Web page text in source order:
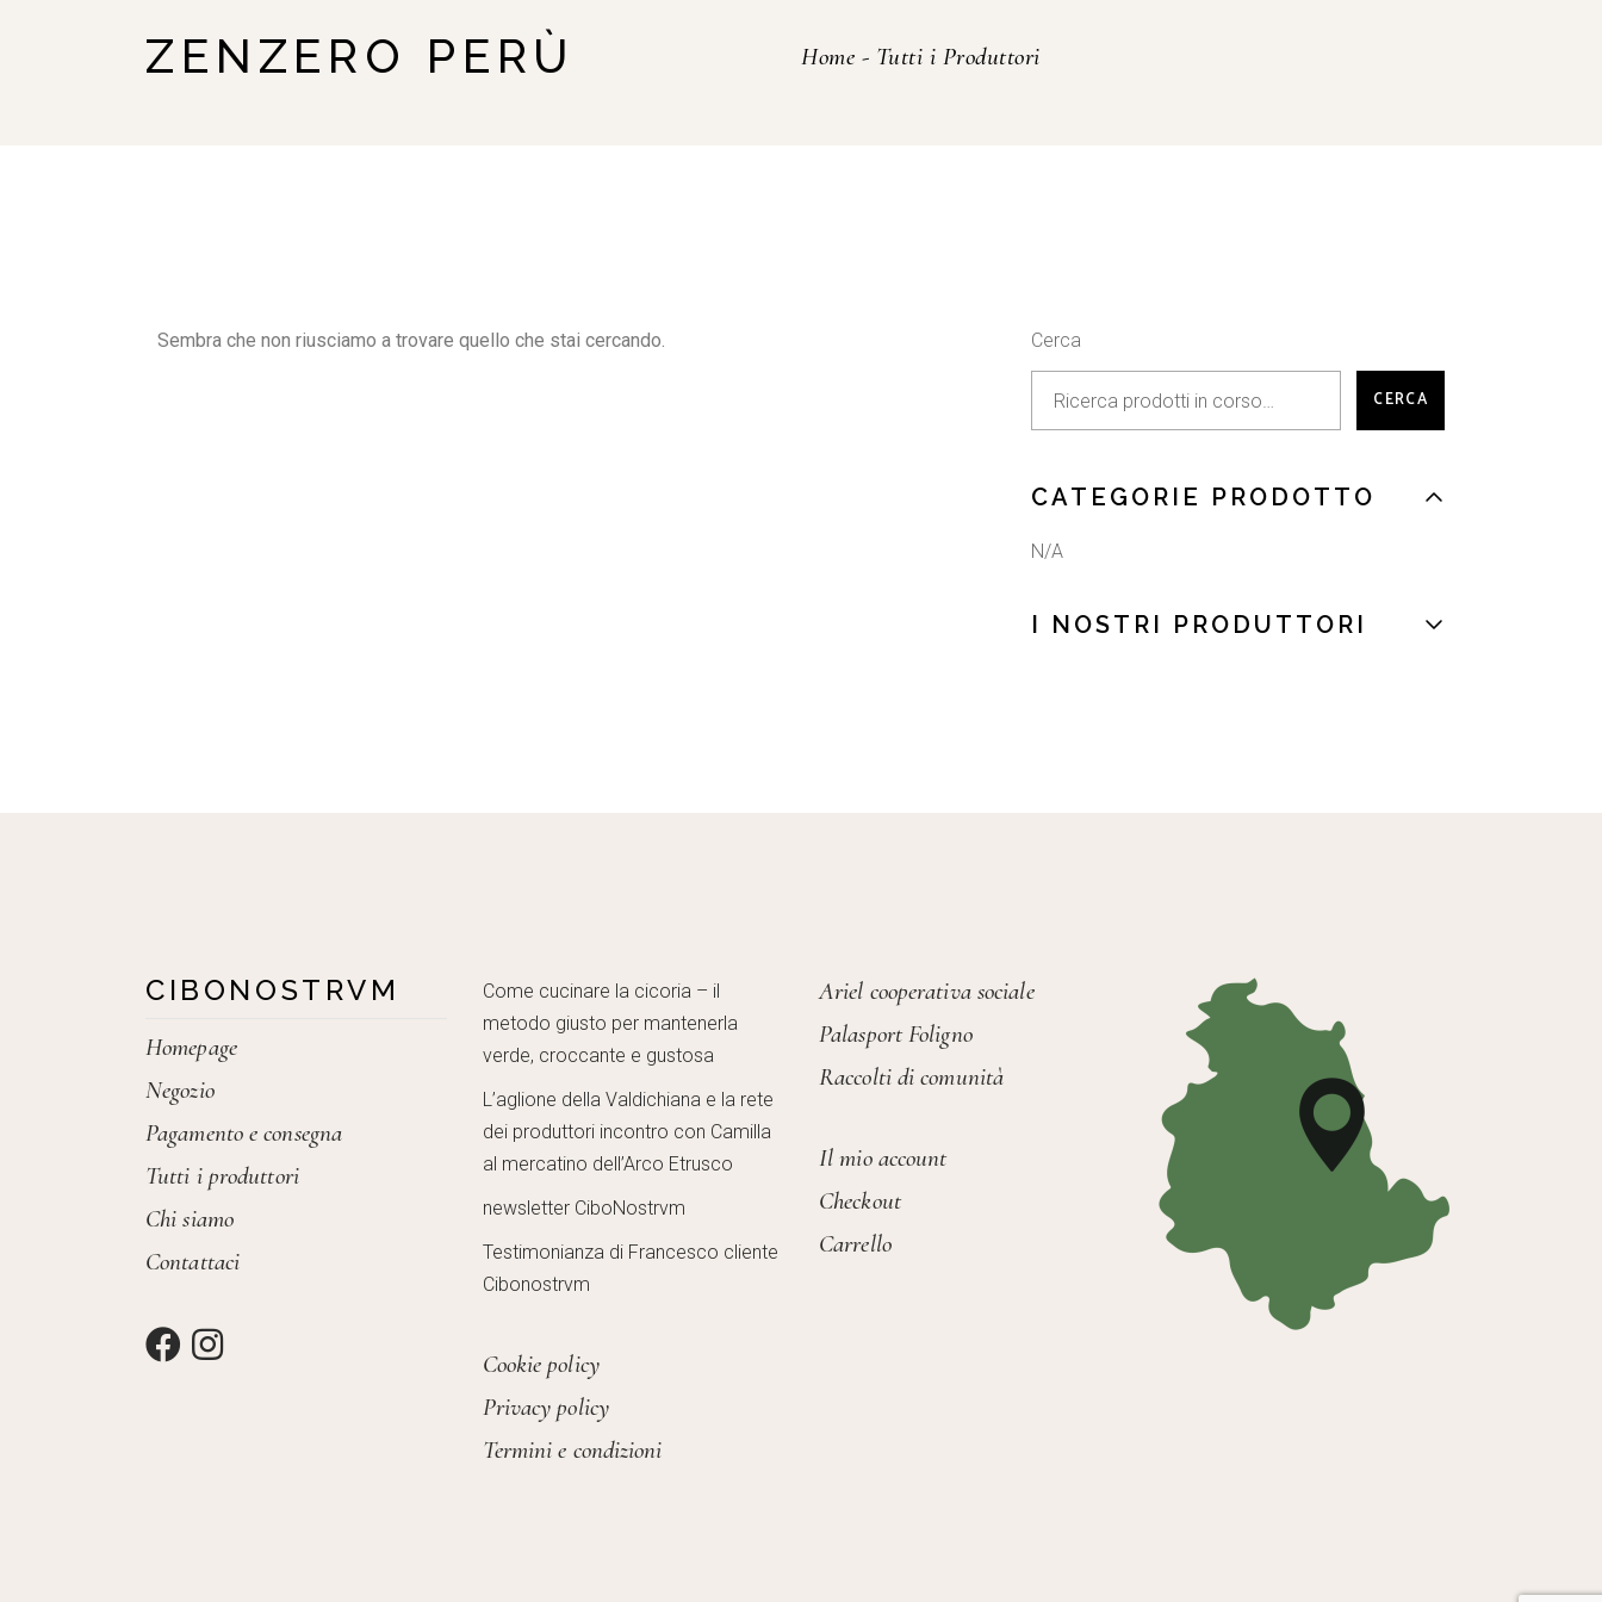
ZENZERO PERÙ Home - Tutti i Produttori
Sembra che non riusciamo a trovare quello che stai cercando. Cerca
CERCA
CATEGORIE PRODOTTO
N/A
I NOSTRI PRODUTTORI
CIBONOSTRVM
Homepage
Negozio
Pagamento e consegna
Tutti i produttori
Chi siamo
Contattaci
Come cucinare la cicoria – il
metodo giusto per mantenerla
verde, croccante e gustosa
L’aglione della Valdichiana e la rete
dei produttori incontro con Camilla
al mercatino dell’Arco Etrusco
newsletter CiboNostrvm
Testimonianza di Francesco cliente
Cibonostrvm
Cookie policy
Privacy policy
Termini e condizioni
Ariel cooperativa sociale
Palasport Foligno
Raccolti di comunità
Il mio account
Checkout
Carrello